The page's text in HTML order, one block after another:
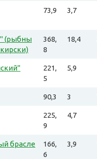
73,9 3,7
(рыбны
368,
8
18,4
221,
5
5,9
90,3 3
225,
9
4,7
брасле
166,
6
3,9